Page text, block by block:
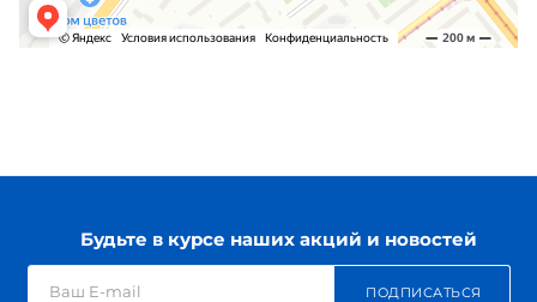
Будьте в курсе наших акций и новостей
ПОДПИСАТЬСЯ